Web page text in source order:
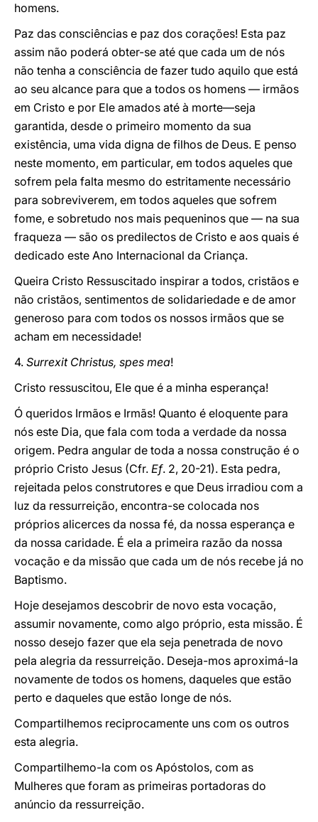
homens.
Paz das consciências e paz dos corações! Esta paz
assim não poderá obter-se até que cada um de nós
não tenha a consciência de fazer tudo aquilo que está
ao seu alcance para que a todos os homens — irmãos
em Cristo e por Ele amados até à morte—seja
garantida, desde o primeiro momento da sua
existência, uma vida digna de filhos de Deus. E penso
neste momento, em particular, em todos aqueles que
sofrem pela falta mesmo do estritamente necessário
para sobreviverem, em todos aqueles que sofrem
fome, e sobretudo nos mais pequeninos que — na sua
fraqueza — são os predilectos de Cristo e aos quais é
dedicado este Ano Internacional da Criança.
Queira Cristo Ressuscitado inspirar a todos, cristãos e
não cristãos, sentimentos de solidariedade e de amor
generoso para com todos os nossos irmãos que se
acham em necessidade!
4. Surrexit Christus, spes mea!
Cristo ressuscitou, Ele que é a minha esperança!
Ó queridos Irmãos e Irmãs! Quanto é eloquente para
nós este Dia, que fala com toda a verdade da nossa
origem. Pedra angular de toda a nossa construção é o
próprio Cristo Jesus (Cfr. Ef. 2, 20-21). Esta pedra,
rejeitada pelos construtores e que Deus irradiou com a
luz da ressurreição, encontra-se colocada nos
próprios alicerces da nossa fé, da nossa esperança e
da nossa caridade. É ela a primeira razão da nossa
vocação e da missão que cada um de nós recebe já no
Baptismo.
Hoje desejamos descobrir de novo esta vocação,
assumir novamente, como algo próprio, esta missão. É
nosso desejo fazer que ela seja penetrada de novo
pela alegria da ressurreição. Deseja-mos aproximá-la
novamente de todos os homens, daqueles que estão
perto e daqueles que estão longe de nós.
Compartilhemos reciprocamente uns com os outros
esta alegria.
Compartilhemo-la com os Apóstolos, com as
Mulheres que foram as primeiras portadoras do
anúncio da ressurreição.